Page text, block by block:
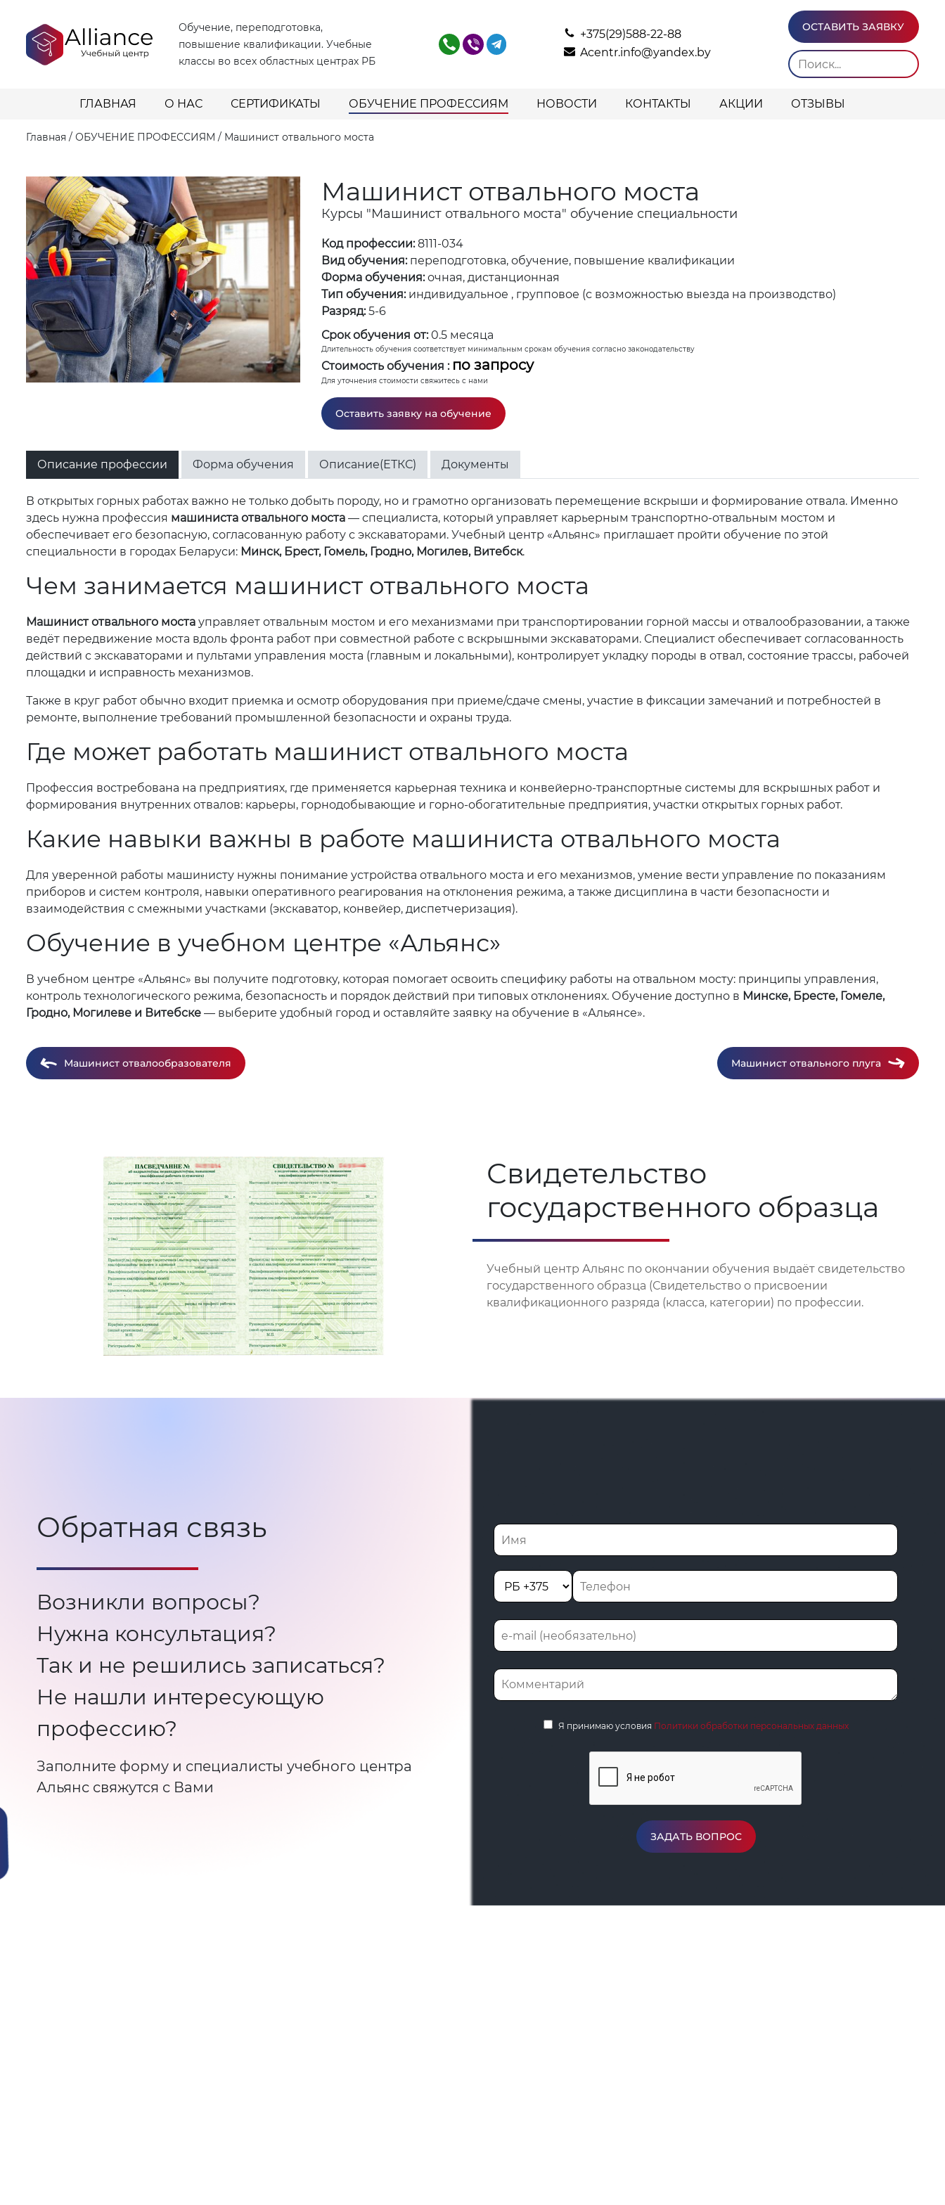
Обучение, переподготовка,
повышение квалификации. Учебные
классы во всех областных центрах РБ
+375(29)588-22-88
Acentr.info@yandex.by
ОСТАВИТЬ ЗАЯВКУ
ГЛАВНАЯ О НАС СЕРТИФИКАТЫ ОБУЧЕНИЕ ПРОФЕССИЯМ НОВОСТИ КОНТАКТЫ АКЦИИ ОТЗЫВЫ
Главная / ОБУЧЕНИЕ ПРОФЕССИЯМ / Машинист отвального моста
Машинист отвального моста
Курсы "Машинист отвального моста" обучение специальности
Код профессии:8111-034
Вид обучения: переподготовка, обучение, повышение квалификации
Форма обучения: очная, дистанционная
Тип обучения: индивидуальное , групповое (с возможностью выезда на производство)
Разряд: 5-6
Срок обучения от: 0.5 месяца
Длительность обучения соответствует минимальным срокам обучения согласно законодательству
Стоимость обучения : по запросу
Для уточнения стоимости свяжитесь с нами
Оставить заявку на обучение
Описание профессии Форма обучения Описание(ЕТКС) Документы
В открытых горных работах важно не только добыть породу, но и грамотно организовать перемещение вскрыши и формирование отвала. Именно
здесь нужна профессия машиниста отвального моста — специалиста, который управляет карьерным транспортно-отвальным мостом и
обеспечивает его безопасную, согласованную работу с экскаваторами. Учебный центр «Альянс» приглашает пройти обучение по этой
специальности в городах Беларуси: Минск, Брест, Гомель, Гродно, Могилев, Витебск.
Чем занимается машинист отвального моста
Машинист отвального моста управляет отвальным мостом и его механизмами при транспортировании горной массы и отвалообразовании, а также
ведёт передвижение моста вдоль фронта работ при совместной работе с вскрышными экскаваторами. Специалист обеспечивает согласованность
действий с экскаваторами и пультами управления моста (главным и локальными), контролирует укладку породы в отвал, состояние трассы, рабочей
площадки и исправность механизмов.
Также в круг работ обычно входит приемка и осмотр оборудования при приеме/сдаче смены, участие в фиксации замечаний и потребностей в
ремонте, выполнение требований промышленной безопасности и охраны труда.
Где может работать машинист отвального моста
Профессия востребована на предприятиях, где применяется карьерная техника и конвейерно-транспортные системы для вскрышных работ и
формирования внутренних отвалов: карьеры, горнодобывающие и горно-обогатительные предприятия, участки открытых горных работ.
Какие навыки важны в работе машиниста отвального моста
Для уверенной работы машинисту нужны понимание устройства отвального моста и его механизмов, умение вести управление по показаниям
приборов и систем контроля, навыки оперативного реагирования на отклонения режима, а также дисциплина в части безопасности и
взаимодействия с смежными участками (экскаватор, конвейер, диспетчеризация).
Обучение в учебном центре «Альянс»
В учебном центре «Альянс» вы получите подготовку, которая помогает освоить специфику работы на отвальном мосту: принципы управления,
контроль технологического режима, безопасность и порядок действий при типовых отклонениях. Обучение доступно в Минске, Бресте, Гомеле,
Гродно, Могилеве и Витебске — выберите удобный город и оставляйте заявку на обучение в «Альянсе».
Машинист отвалообразователя Машинист отвального плуга
Свидетельство
государственного образца
Учебный центр Альянс по окончании обучения выдаёт свидетельство
государственного образца (Свидетельство о присвоении
квалификационного разряда (класса, категории) по профессии.
Обратная связь
Возникли вопросы?
Нужна консультация?
Так и не решились записаться?
Не нашли интересующую
профессию?
Заполните форму и специалисты учебного центра
Альянс свяжутся с Вами
Я принимаю условия Политики обработки персональных данных
ЗАДАТЬ ВОПРОС